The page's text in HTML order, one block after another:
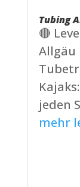
Tubing
🔴
Allgäu
jeden
mehr